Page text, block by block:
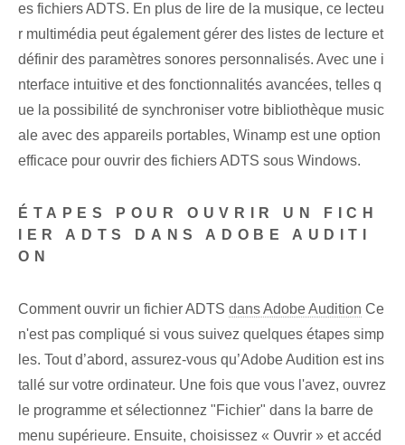
es fichiers ADTS. En plus de lire de la musique, ce lecteu
r multimédia peut également gérer des listes de lecture et
définir des paramètres sonores personnalisés. Avec une i
nterface intuitive et des fonctionnalités avancées, telles q
ue la possibilité de synchroniser votre bibliothèque music
ale avec des appareils portables, Winamp est une option
efficace pour ouvrir des fichiers ADTS sous Windows.
ÉTAPES POUR OUVRIR UN FICH
IER ADTS DANS ADOBE AUDITI
ON
Comment ouvrir un fichier ADTS dans Adobe Audition Ce
n'est pas compliqué si vous suivez quelques étapes simp
les. Tout d’abord, assurez-vous qu’Adobe Audition est ins
tallé sur votre ordinateur. Une fois que vous l'avez, ouvrez
le programme et sélectionnez "Fichier" dans la barre de
menu supérieure. Ensuite, choisissez « Ouvrir » et accéd